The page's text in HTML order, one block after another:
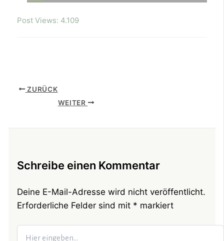
Post Views: 4.109
ZURÜCK
WEITER
Schreibe einen Kommentar
Deine E-Mail-Adresse wird nicht veröffentlicht.
Erforderliche Felder sind mit * markiert